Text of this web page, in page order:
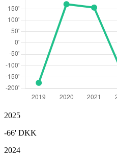
2025
-66' DKK
2024